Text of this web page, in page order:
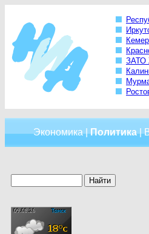
ЗАТО
Экономика|Политика|